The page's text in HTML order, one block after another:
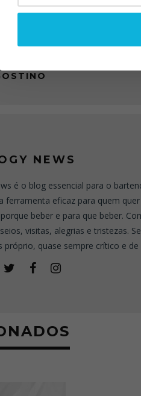
NEWS
é o blog essencial para o
ferramenta eficaz para quem
beber e para que beber.
visitas, alegrias e tristezas.
próprio, quase sempre crítico e